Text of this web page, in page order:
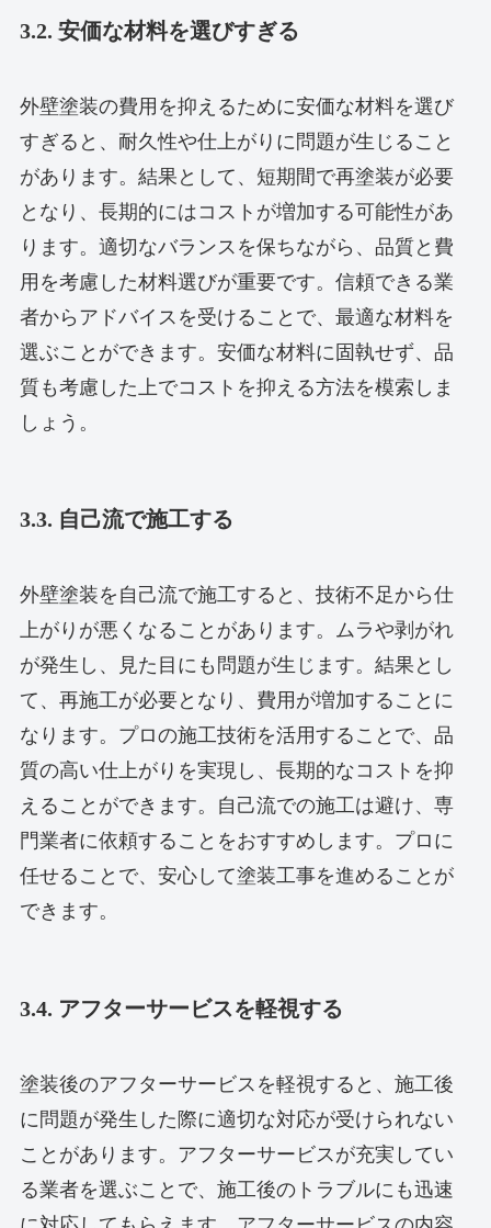
3.2. 安価な材料を選びすぎる
外壁塗装の費用を抑えるために安価な材料を選び
すぎると、耐久性や仕上がりに問題が生じること
があります。結果として、短期間で再塗装が必要
となり、長期的にはコストが増加する可能性があ
ります。適切なバランスを保ちながら、品質と費
用を考慮した材料選びが重要です。信頼できる業
者からアドバイスを受けることで、最適な材料を
選ぶことができます。安価な材料に固執せず、品
質も考慮した上でコストを抑える方法を模索しま
しょう。
3.3. 自己流で施工する
外壁塗装を自己流で施工すると、技術不足から仕
上がりが悪くなることがあります。ムラや剥がれ
が発生し、見た目にも問題が生じます。結果とし
て、再施工が必要となり、費用が増加することに
なります。プロの施工技術を活用することで、品
質の高い仕上がりを実現し、長期的なコストを抑
えることができます。自己流での施工は避け、専
門業者に依頼することをおすすめします。プロに
任せることで、安心して塗装工事を進めることが
できます。
3.4. アフターサービスを軽視する
塗装後のアフターサービスを軽視すると、施工後
に問題が発生した際に適切な対応が受けられない
ことがあります。アフターサービスが充実してい
る業者を選ぶことで、施工後のトラブルにも迅速